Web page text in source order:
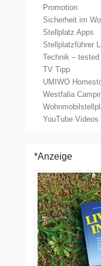
Promotion
Sicherheit im
Stellplatz Apps
Stellplatzführer
Technik –
TV Tipp
UMIWO
Westfalia
YouTube Videos
*Anzeige